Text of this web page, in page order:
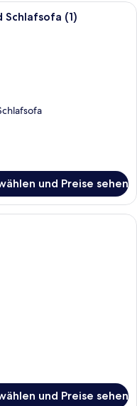
Zimmer mit Bett,
(1)
und Preise sehen
Wohnzimmer mit
und Preise sehen